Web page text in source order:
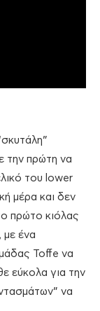
την πρώτη να
του lower
μέρα και δεν
πρώτο κιόλας
με ένα
Toffe να
εύκολα για την
να